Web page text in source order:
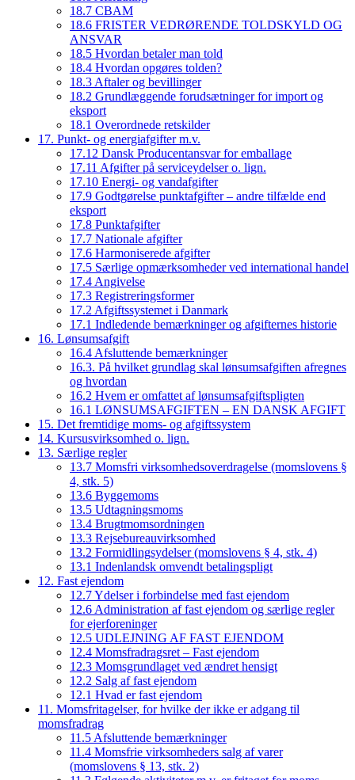
18.7 CBAM
18.6 FRISTER VEDRØRENDE TOLDSKYLD OG
ANSVAR
18.5 Hvordan betaler man told
18.4 Hvordan opgøres tolden?
18.3 Aftaler og bevillinger
18.2 Grundlæggende forudsætninger for import og
eksport
18.1 Overordnede retskilder
17. Punkt- og energiafgifter m.v.
17.12 Dansk Producentansvar for emballage
17.11 Afgifter på serviceydelser o. lign.
17.10 Energi- og vandafgifter
17.9 Godtgørelse punktafgifter – andre tilfælde end
eksport
17.8 Punktafgifter
17.7 Nationale afgifter
17.6 Harmoniserede afgifter
17.5 Særlige opmærksomheder ved international handel
17.4 Angivelse
17.3 Registreringsformer
17.2 Afgiftssystemet i Danmark
17.1 Indledende bemærkninger og afgifternes historie
16. Lønsumsafgift
16.4 Afsluttende bemærkninger
16.3. På hvilket grundlag skal lønsumsafgiften afregnes
og hvordan
16.2 Hvem er omfattet af lønsumsafgiftspligten
16.1 LØNSUMSAFGIFTEN – EN DANSK AFGIFT
15. Det fremtidige moms- og afgiftssystem
14. Kursusvirksomhed o. lign.
13. Særlige regler
13.7 Momsfri virksomhedsoverdragelse (momslovens §
4, stk. 5)
13.6 Byggemoms
13.5 Udtagningsmoms
13.4 Brugtmomsordningen
13.3 Rejsebureauvirksomhed
13.2 Formidlingsydelser (momslovens § 4, stk. 4)
13.1 Indenlandsk omvendt betalingspligt
12. Fast ejendom
12.7 Ydelser i forbindelse med fast ejendom
12.6 Administration af fast ejendom og særlige regler
for ejerforeninger
12.5 UDLEJNING AF FAST EJENDOM
12.4 Momsfradragsret – Fast ejendom
12.3 Momsgrundlaget ved ændret hensigt
12.2 Salg af fast ejendom
12.1 Hvad er fast ejendom
11. Momsfritagelser, for hvilke der ikke er adgang til
momsfradrag
11.5 Afsluttende bemærkninger
11.4 Momsfrie virksomheders salg af varer
(momslovens § 13, stk. 2)